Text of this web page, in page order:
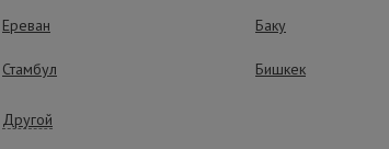
Ереван Баку
Стамбул Бишкек
Другой